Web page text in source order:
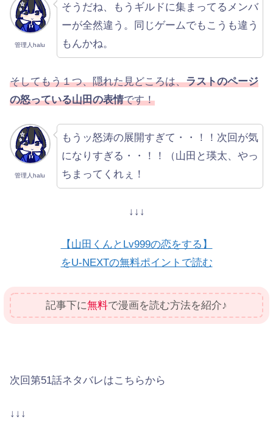
管理人halu
そうだね、もうギルドに集まってるメンバ
ーが全然違う。同じゲームでもこうも違う
もんかね。
そしてもう１つ、隠れた見どころは、ラストのページ
の怒っている山田の表情です！
管理人halu
もうッ怒涛の展開すぎて・・！！次回が気
になりすぎる・・！！（山田と瑛太、やっ
ちまってくれぇ！
↓↓↓
【山田くんとLv999の恋をする】
をU-NEXTの無料ポイントで読む
記事下に無料で漫画を読む方法を紹介♪
次回第51話ネタバレはこちらから
↓↓↓